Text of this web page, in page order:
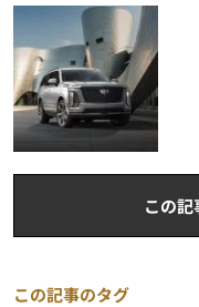
この記
この記事のタグ